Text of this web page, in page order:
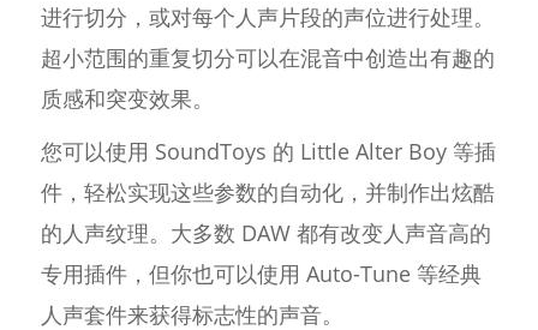
进行切分，或对每个人声片段的声位进行处理。
超小范围的重复切分可以在混音中创造出有趣的
质感和突变效果。
您可以使用 SoundToys 的 Little Alter Boy 等插
件，轻松实现这些参数的自动化，并制作出炫酷
的人声纹理。大多数 DAW 都有改变人声音高的
专用插件，但你也可以使用 Auto-Tune 等经典
人声套件来获得标志性的声音。